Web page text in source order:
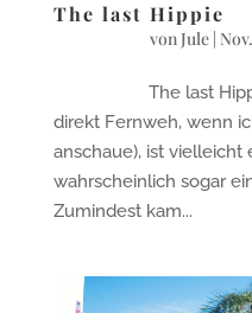
The last Hippie
vonJule|
The last Hippie
direkt Fernweh, wenn
anschaue), ist vielleicht
wahrscheinlich sogar
Zumindest kam...